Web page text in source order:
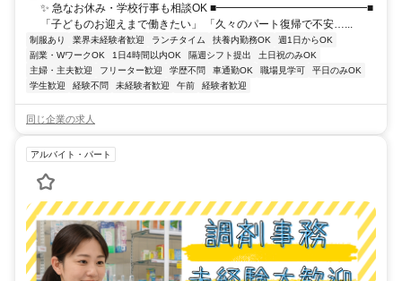
✨ 急なお休み・学校行事も相談OK ■━━━━━━━━━━━━━━■
「子どものお迎えまで働きたい」 「久々のパート復帰で不安…...
制服あり 業界未経験者歓迎 ランチタイム 扶養内勤務OK
週1日からOK
副業・WワークOK
1日4時間以内OK 隔週シフト提出
土日祝のみOK
主婦・主夫歓迎
フリーター歓迎 学歴不問 車通勤OK 職場見学可
平日のみOK
学生歓迎
経験不問 未経験者歓迎 午前 経験者歓迎
同じ企業の求人
アルバイト・パート